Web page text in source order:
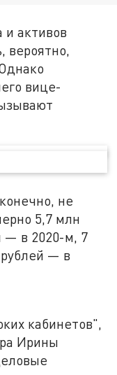
активов
вероятно,
вице-
не
5,7 млн
— в 2020-м, 7
— в
кабинетов",
Ирины